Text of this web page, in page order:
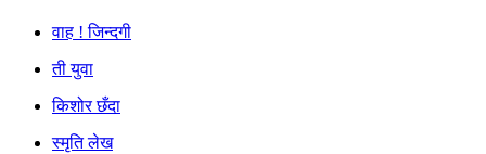
वाह ! जिन्दगी
ती युवा
किशोर छँदा
स्मृति लेख